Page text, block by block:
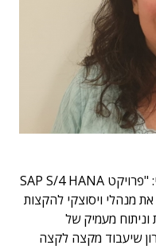
, מנמ"רית ויסוצקי: "פרויקט SAP S/4 HANA
מנהלי ויסוצקי להקצות
מעמיק של
שיעבוד מקצה לקצה